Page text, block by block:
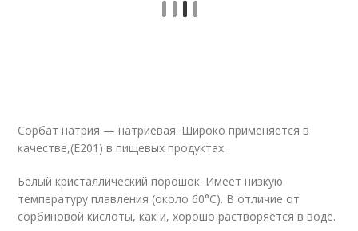
Сорбат натрия — натриевая. Широко применяется в
качестве,(Е201) в пищевых продуктах.
Белый кристаллический порошок. Имеет низкую
температуру плавления (около 60°C). В отличие от
сорбиновой кислоты, как и, хорошо растворяется в воде.